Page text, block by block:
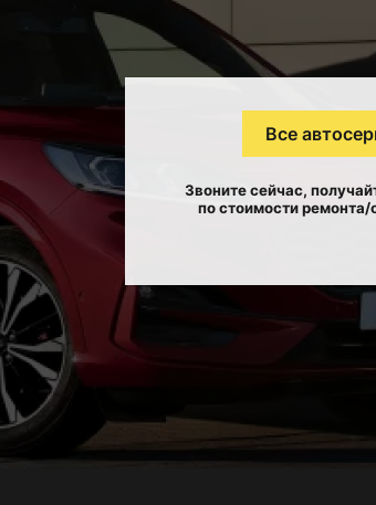
Все
Звоните сейчас,
по стоимости